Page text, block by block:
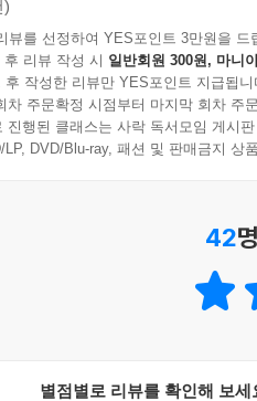
이 아니고 주관입니다. 어디까
그냥 나는 행복한 사람이다, 하고
껴안아 주십시오
다리’와 3장 ‘구름의 징검다리’
성공은 무엇인지, 터닝 포인트
다. 이 책의 핵심 주제라고 할
것은 아니다. 살아가다가 그런
다리’에는 〈풀꽃〉, 〈선물〉,
뽑아 수록했다. 이외에도 2편
는 모두 징검다리가 들어 있다.
)
뷰를 선정하여 YES포인트 3만원을 드
리뷰 작성 시 일반회원 300원, 마니
후 작성한 리뷰만 YES포인트 지급됩니
차 주문확정 시점부터 마지막 회차 주
진행된 클래스는 사락 독서모임 게시
LP, DVD/Blu-ray, 패션 및 판매금지 상
42
별점별로 리뷰를 확인해 보세